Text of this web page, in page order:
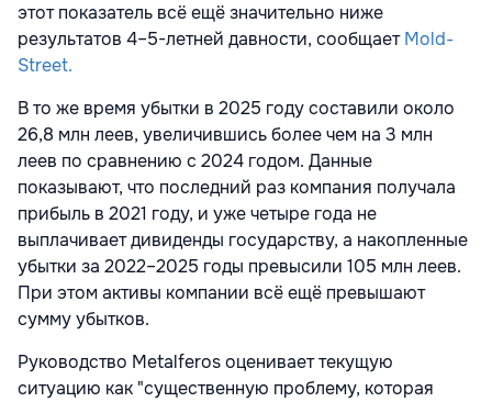
этот показатель всё ещё значительно ниже
результатов 4–5-летней давности, сообщаетMold-
Street.
В то же время убытки в 2025 году составили около
26,8 млн леев, увеличившись более чем на 3 млн
леев по сравнению с 2024 годом. Данные
показывают, что последний раз компания получала
прибыль в 2021 году, и уже четыре года не
выплачивает дивиденды государству, а накопленные
убытки за 2022–2025 годы превысили 105 млн леев.
При этом активы компании всё ещё превышают
сумму убытков.
Руководство Metalferos оценивает текущую
ситуацию как "существенную проблему, которая